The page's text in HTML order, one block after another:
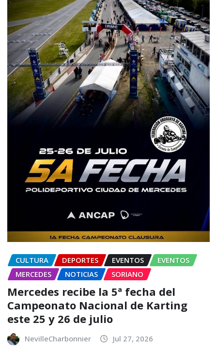
CULTURA DEPORTES EVENTOS
EVENTOS
MERCEDES
NOTICIAS SORIANO
Mercedes recibe la 5ª fecha del
Campeonato Nacional de Karting
este 25 y 26 de julio
NevilleCharbonnier Jul 27, 2026